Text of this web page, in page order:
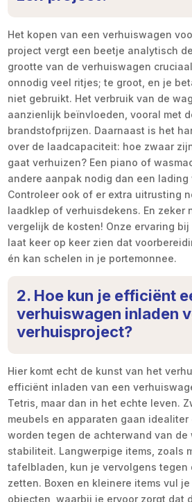
Het kopen van een verhuiswagen
project vergt een beetje analytisch
grootte van de verhuiswagen
onnodig veel ritjes; te groot, en je
niet gebruikt. Het verbruik van de
aanzienlijk beïnvloeden, vooral met
brandstofprijzen. Daarnaast is het
over de laadcapaciteit: hoe zwaar
gaat verhuizen? Een piano of
andere aanpak nodig dan een lading
Controleer ook of er extra uitrusting
laadklep of verhuisdekens. En zeker
vergelijk de kosten! Onze ervaring bij
laat keer op keer zien dat
én kan schelen in je portemonnee.
2. Hoe kun je efficiënt
verhuiswagen inladen
verhuisproject?
Hier komt echt de kunst van het
efficiënt inladen van een
Tetris, maar dan in het echte leven.
meubels en apparaten gaan
worden tegen de achterwand van
stabiliteit. Langwerpige items, zoals
tafelbladen, kun je vervolgens tegen
zetten. Boxen en kleinere items vul
objecten, waarbij je ervoor zorgt dat